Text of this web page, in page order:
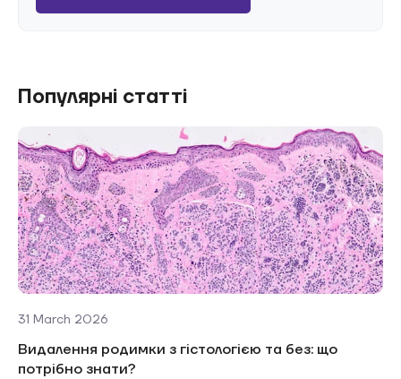
Популярні статті
31 March 2026
Видалення родимки з гістологією та без: що
потрібно знати?